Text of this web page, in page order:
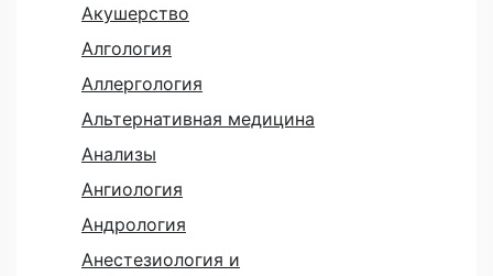
Акушерство
Алгология
Аллергология
Альтернативная медицина
Анализы
Ангиология
Андрология
Анестезиология и